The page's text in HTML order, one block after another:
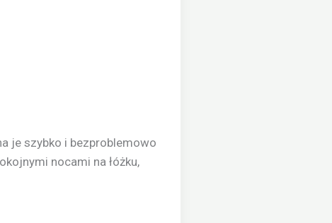
je szybko i bezproblemowo
nocami na łóżku,